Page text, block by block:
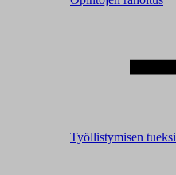
Työllistymisen tueksi